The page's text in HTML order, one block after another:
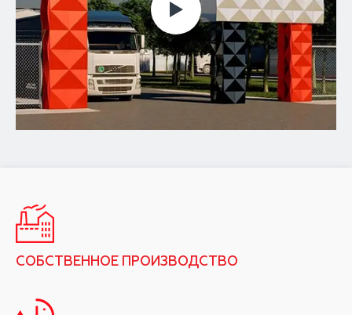
СОБСТВЕННОЕ ПРОИЗВОДСТВО